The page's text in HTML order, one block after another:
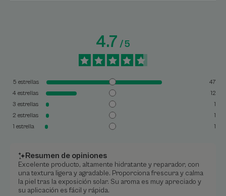
4.7/5
5 estrellas
47
4 estrellas
12
3 estrellas
1
2 estrellas
1
1 estrella 1
Resumen de opiniones
Excelente producto, altamente hidratante y reparador, con
una textura ligera y agradable. Proporciona frescura y calma
la piel tras la exposición solar. Su aroma es muy apreciado y
su aplicación es fácil y rápida.